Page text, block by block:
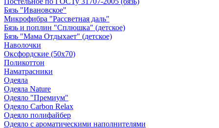
Бязь "Ивановское"
Микрофибра "Рассветная даль"
Бязь и поплин "Сплюшка" (детское)
Бязь "Мама Отдыхает" (детское)
Наволочки
Оксфордские (50х70)
Поликоттон
Наматрасники
Одеяла
Одеяла Nature
Одеяло "Премиум"
Одеяло Carbon Relax
Одеяло полифайбер
Одеяло с ароматическими наполнителями